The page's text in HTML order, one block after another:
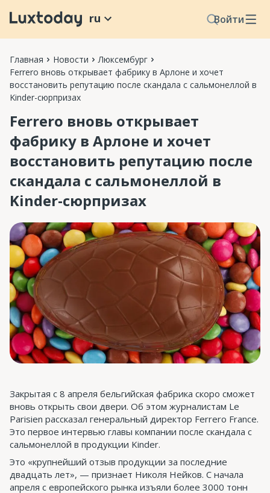
Войти
ru
Главная Новости
Люксембург
Ferrero вновь открывает фабрику в Арлоне и хочет
восстановить репутацию после скандала с сальмонеллой в
Kinder-сюрпризах
Ferrero вновь открывает
фабрику в Арлоне и хочет
восстановить репутацию после
скандала с сальмонеллой в
Kinder-сюрпризах
Закрытая с 8 апреля бельгийская фабрика скоро сможет
вновь открыть свои двери. Об этом журналистам Le
Parisien рассказал генеральный директор Ferrero France.
Это первое интервью главы компании после скандала с
сальмонеллой в продукции Kinder.
Это «крупнейший отзыв продукции за последние
двадцать лет», — признает Николя Нейков. С начала
апреля с европейского рынка изъяли более 3000 тонн